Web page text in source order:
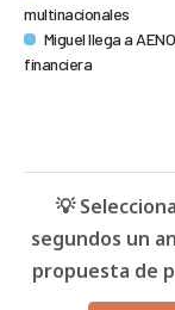
multinacionales
Miguel llega a
financiera
💡
segundos un
propuesta de